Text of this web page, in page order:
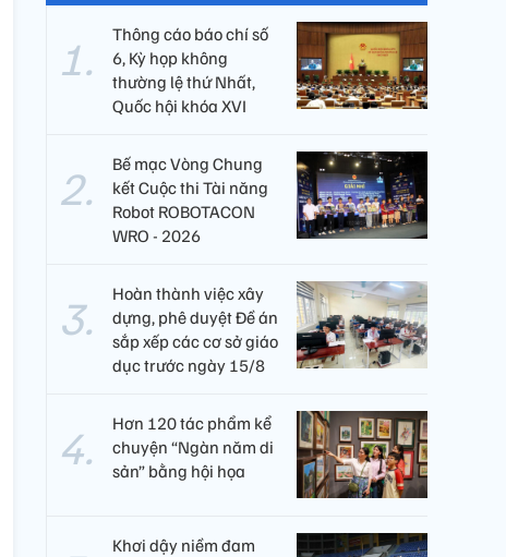
Thông cáo báo chí số
6, Kỳ họp không
thường lệ thứ Nhất,
Quốc hội khóa XVI
Bế mạc Vòng Chung
kết Cuộc thi Tài năng
Robot ROBOTACON
WRO - 2026
Hoàn thành việc xây
dựng, phê duyệt Đề án
sắp xếp các cơ sở giáo
dục trước ngày 15/8
Hơn 120 tác phẩm kể
chuyện “Ngàn năm di
sản” bằng hội họa
Khơi dậy niềm đam